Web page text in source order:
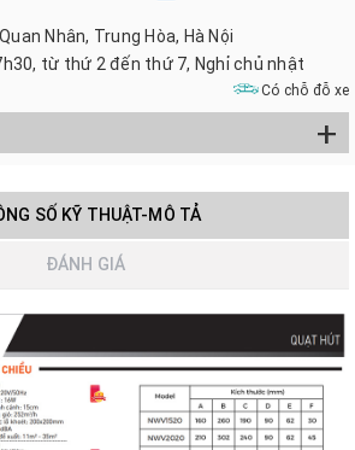
Nhân, Trung Hòa, Hà Nội
từ thứ 2 đến thứ 7, Nghỉ chủ nhật
Có chỗ đỗ xe
+
SỐ KỸ THUẬT-MÔ TẢ
ĐÁNH GIÁ